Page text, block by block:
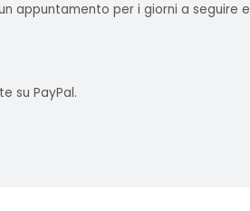
appuntamento per i giorni a seguire e
su PayPal.